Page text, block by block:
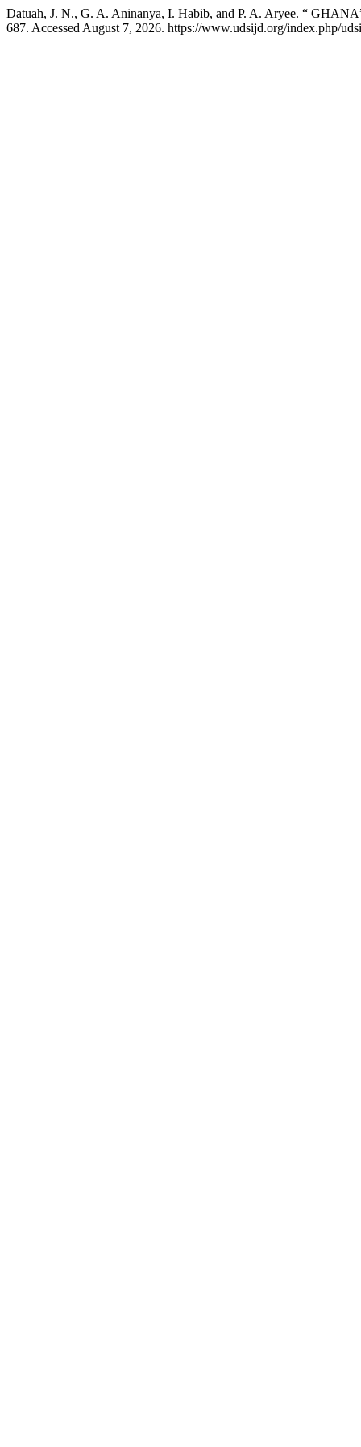
Datuah, J. N., G. A. Aninanya, I. Habib, and P. A. Aryee. “
687. Accessed August 7, 2026. https://www.udsijd.org/index.php/